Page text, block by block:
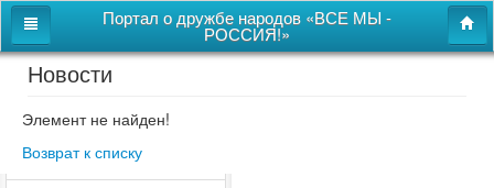
Портал о дружбе народов «ВСЕ МЫ -
РОССИЯ!»
Главная
Дом дружбы народов
Новости
Новости
Элемент не найден!
Возврат к списку